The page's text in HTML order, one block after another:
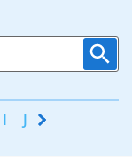
I J K